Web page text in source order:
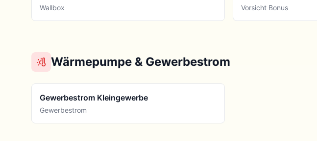
Wallbox Vorsicht Bonus
Wärmepumpe & Gewerbestrom
Gewerbestrom Kleingewerbe
Gewerbestrom